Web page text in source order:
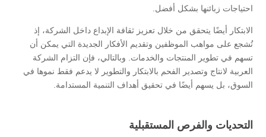
احتياجات زبائنها بشكل أفضل.
الابتكار أيضًا يتحقق من خلال تعزيز ثقافة الإبداع داخل الشركة، إذ
تُشجع على مواهب الموظفين وتقديم الأفكار الجديدة التي يمكن أن
تسهم في تطوير المنتجات والخدمات. وبالتالي، فإن التزام الشركة
العربية لانتاج وتصدير الفحم بالابتكار والتطوير لا يدعم فقط نموها في
السوق، بل يسهم أيضًا في تحقيق أهداف التنمية المستدامة.
التحديات والفرص المستقبلية